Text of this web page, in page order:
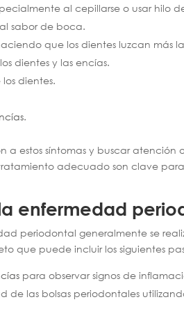
al cepillarse o usar hilo
sabor de boca.
que los dientes luzcan más
dientes y las encías.
dientes.
.
a estos síntomas y buscar
adecuado son clave
enfermedad
periodontal generalmente se
que puede incluir los siguientes
para observar signos de
de las bolsas periodontales